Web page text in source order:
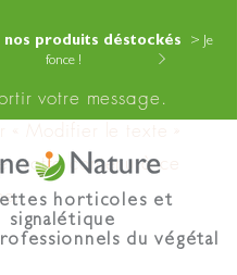
produits déstockés
> Je
fonce !
votre message.
« Modifier le texte »
votre contenu à ce
horticoles et
signalétique
du végétal